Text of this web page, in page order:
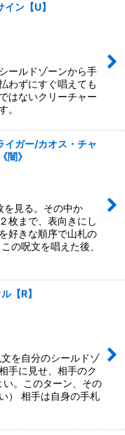
ン【U】
ールドゾーンから手
わずにすぐ唱えても
はないクリーチャー
。
イガー/カオス・チャ
闇》
見る。その中か
枚まで、表向きにし
好きな順序で山札の
の呪文を唱えた後、
【R】
を自分のシールドゾ
手に見せ、相手のク
い。このターン、その
） 相手は自身の手札